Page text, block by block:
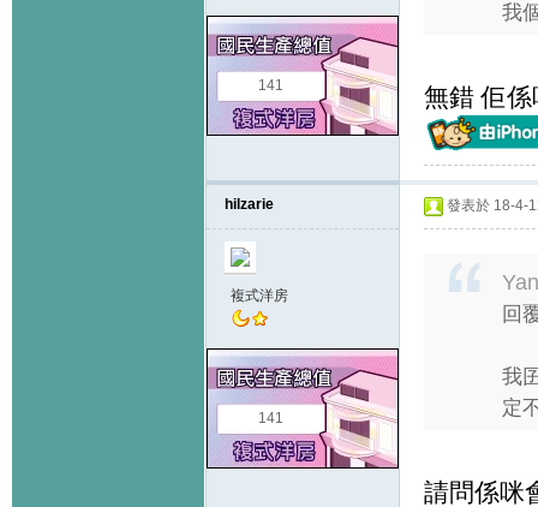
141
我
無錯 佢
hilzarie
複式洋房
141
發表於 18-4-
回
我
定
請問係咪